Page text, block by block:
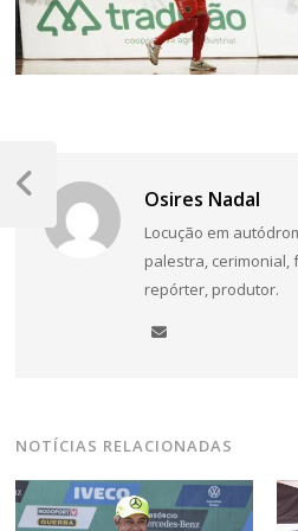
Osires Nadal
Locução em
palestra, cerimonial,
repórter, produtor.
NOTÍCIAS RELACIONADAS
Navegação
de
Post
Post